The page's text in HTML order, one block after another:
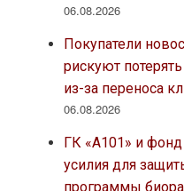
06.08.2026
Покупатели
рискуют
из-за переноса
06.08.2026
ГК «А101» и
усилия для
программы